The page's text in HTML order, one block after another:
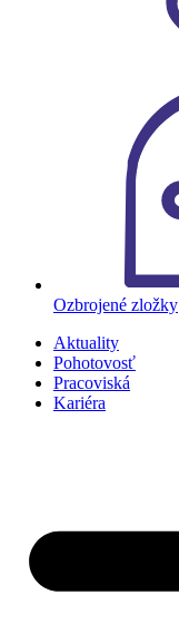
Ozbrojené zložky
Aktuality
Pohotovosť
Pracoviská
Kariéra